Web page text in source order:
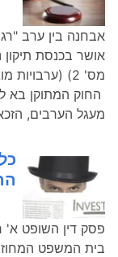
אושר בכנסת תיקון
החוק המתוקן בא
מעגל הערבים,
בית המשפט